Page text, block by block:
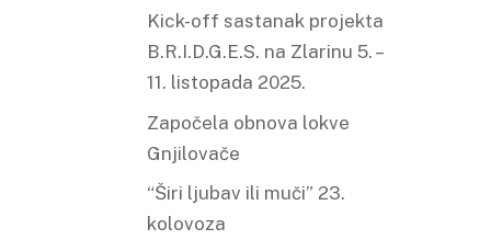
Kick-off sastanak projekta
B.R.I.D.G.E.S. na Zlarinu 5. –
11. listopada 2025.
Započela obnova lokve
Gnjilovače
“Širi ljubav ili muči” 23.
kolovoza